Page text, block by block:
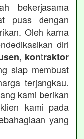
bekerjasama
puas dengan
Oleh karna
diri
kontraktor
siap membuat
terjangkau.
kami berikan
kami pada
yang